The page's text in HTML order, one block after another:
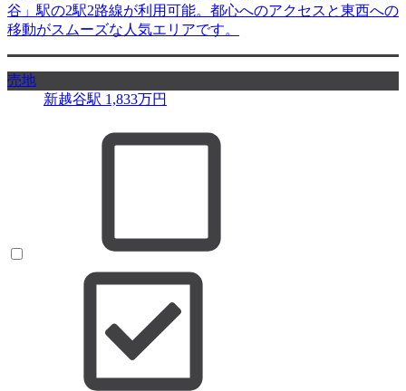
谷」駅の2駅2路線が利用可能。都心へのアクセスと東西への
移動がスムーズな人気エリアです。
売地
新越谷駅 1,833万円